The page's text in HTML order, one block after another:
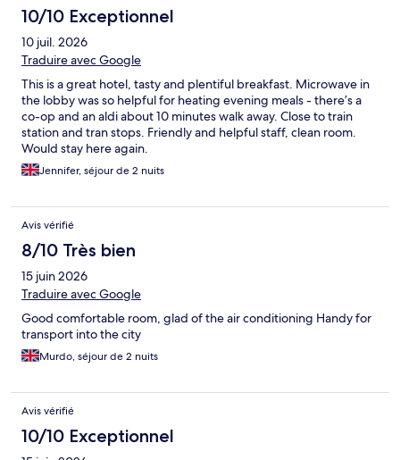
10/10 Exceptionnel
10 juil. 2026
Traduire avec Google
This is a great hotel, tasty and plentiful breakfast. Microwave in
the lobby was so helpful for heating evening meals - there’s a
co-op and an aldi about 10 minutes walk away. Close to train
station and tran stops. Friendly and helpful staff, clean room.
Would stay here again.
Jennifer, séjour de 2 nuits
Avis vérifié
8/10 Très bien
15 juin 2026
Traduire avec Google
Good comfortable room, glad of the air conditioning Handy for
transport into the city
Murdo, séjour de 2 nuits
Avis vérifié
10/10 Exceptionnel